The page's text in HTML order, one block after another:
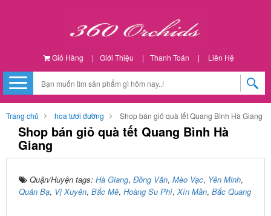
Giỏ Hàng | Giới Thiệu | Thanh Toán | Liên Hệ
Trang chủ hoa tươi đường Shop bán giỏ quà tết Quang Bình Hà Giang
Shop bán giỏ quà tết Quang Bình Hà
Giang
Quận/Huyện tags: Hà Giang, Đồng Văn, Mèo Vạc, Yên Minh,
Quản Bạ, Vị Xuyên, Bắc Mê, Hoàng Su Phì, Xín Mần, Bắc Quang